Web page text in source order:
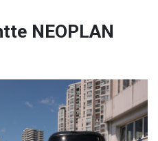
NEOPLAN